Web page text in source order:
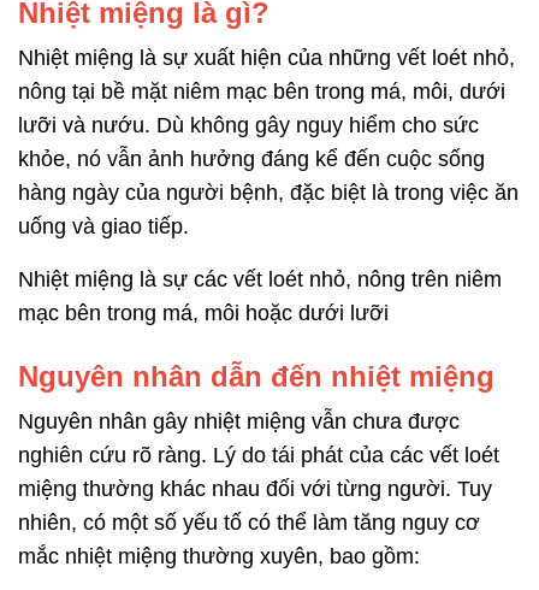
Nhiệt miệng là gì?
Nhiệt miệng là sự xuất hiện của những vết loét nhỏ,
nông tại bề mặt niêm mạc bên trong má, môi, dưới
lưỡi và nướu. Dù không gây nguy hiểm cho sức
khỏe, nó vẫn ảnh hưởng đáng kể đến cuộc sống
hàng ngày của người bệnh, đặc biệt là trong việc ăn
uống và giao tiếp.
Nhiệt miệng là sự các vết loét nhỏ, nông trên niêm
mạc bên trong má, môi hoặc dưới lưỡi
Nguyên nhân dẫn đến nhiệt miệng
Nguyên nhân gây nhiệt miệng vẫn chưa được
nghiên cứu rõ ràng. Lý do tái phát của các vết loét
miệng thường khác nhau đối với từng người. Tuy
nhiên, có một số yếu tố có thể làm tăng nguy cơ
mắc nhiệt miệng thường xuyên, bao gồm: